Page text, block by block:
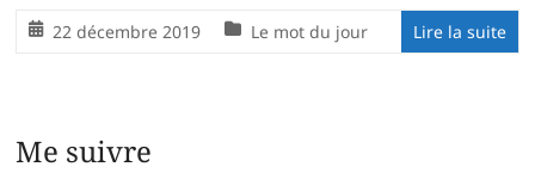
22 décembre 2019 Le mot du jour Lire la suite
Me suivre